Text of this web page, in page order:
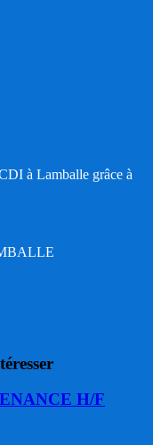
à Lamballe grâce à
H/F